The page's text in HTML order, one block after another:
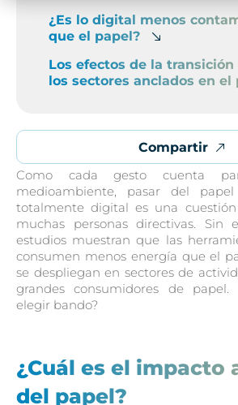
¿Es lo digital menos
que el papel?
Los efectos de la
los sectores anclados en el
Compartir
Como cada gesto cuenta
medioambiente, pasar del
totalmente digital es una
muchas personas directivas. Sin
estudios muestran que las
consumen menos energía que el
se despliegan en sectores de
grandes consumidores de papel.
elegir bando?
¿Cuál es el impacto
del papel?